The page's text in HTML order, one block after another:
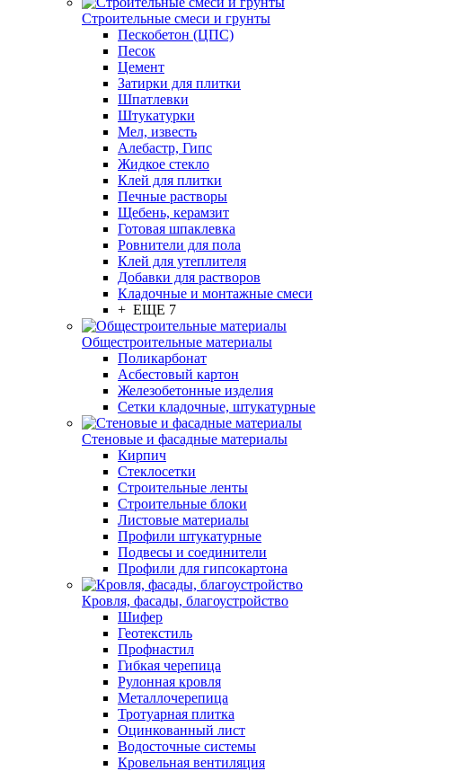
Строительные смеси и грунты
Пескобетон (ЦПС)
Песок
Цемент
Затирки для плитки
Шпатлевки
Штукатурки
Мел, известь
Алебастр, Гипс
Жидкое стекло
Клей для плитки
Печные растворы
Щебень, керамзит
Готовая шпаклевка
Ровнители для пола
Клей для утеплителя
Добавки для растворов
Кладочные и монтажные смеси
+ ЕЩЕ 7
Общестроительные материалы
Поликарбонат
Асбестовый картон
Железобетонные изделия
Сетки кладочные, штукатурные
Стеновые и фасадные материалы
Кирпич
Стеклосетки
Строительные ленты
Строительные блоки
Листовые материалы
Профили штукатурные
Подвесы и соединители
Профили для гипсокартона
Кровля, фасады, благоустройство
Шифер
Геотекстиль
Профнастил
Гибкая черепица
Рулонная кровля
Металлочерепица
Тротуарная плитка
Оцинкованный лист
Водосточные системы
Кровельная вентиляция